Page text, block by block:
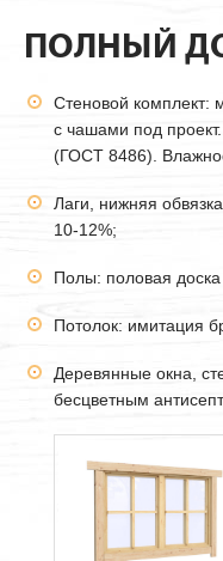
ПОЛНЫЙ
Стеновой комплект:
с чашами под
(ГОСТ 8486).
Лаги, нижняя
10-12%;
Полы: половая
Потолок: имитация
Деревянные окна,
бесцветным